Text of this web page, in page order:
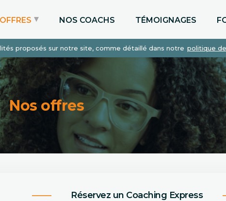
proposés sur notre site, comme détaillé dans notre politique
Express
Admissions
Sur-mesure
NOS COACHS TÉMOIGNAGES
Nos offres
Réservez un Coaching Express